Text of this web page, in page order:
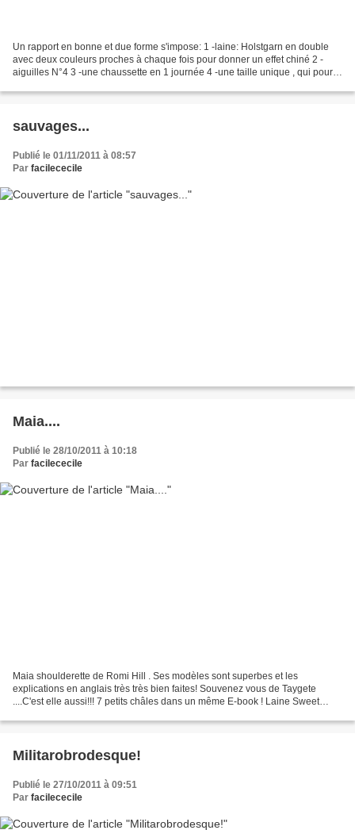
Un rapport en bonne et due forme s'impose: 1 -laine: Holstgarn en double
avec deux couleurs proches à chaque fois pour donner un effet chiné 2 -
aiguilles N°4 3 -une chaussette en 1 journée 4 -une taille unique , qui pour
sauvages...
Publié le 01/11/2011 à 08:57
Par facilececile
Maia....
Publié le 28/10/2011 à 10:18
Par facilececile
Maia shoulderette de Romi Hill . Ses modèles sont superbes et les
explications en anglais très très bien faites! Souvenez vous de Taygete
....C'est elle aussi!!! 7 petits châles dans un même E-book ! Laine Sweet
Militarobrodesque!
Publié le 27/10/2011 à 09:51
Par facilececile